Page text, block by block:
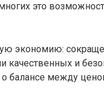
это
экономию:
качественных и
о балансе между